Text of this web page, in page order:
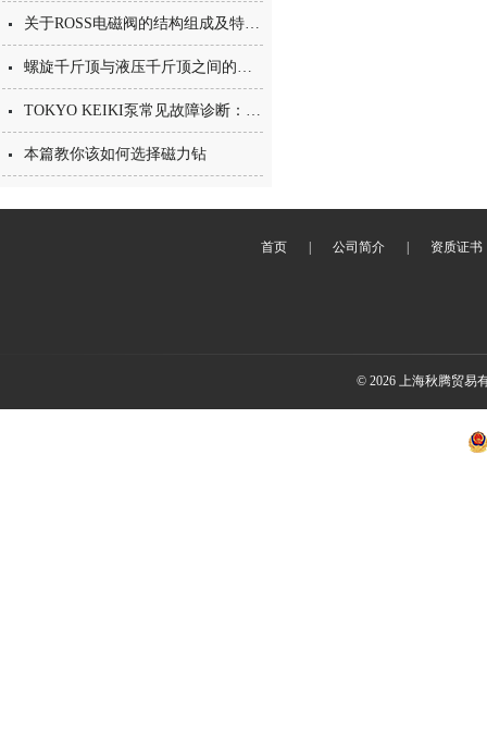
关于ROSS电磁阀的结构组成及特点分享
螺旋千斤顶与液压千斤顶之间的区别你知道么
TOKYO KEIKI泵常见故障诊断：异响、吸空、压力不足与外泄漏排查流程
本篇教你该如何选择磁力钻
首页 公司简介 资质证书
© 2026 上海秋腾贸易